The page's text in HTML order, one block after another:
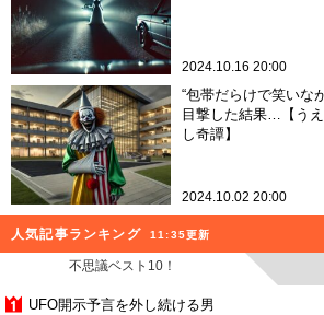
2024.10.16 20:00
“包帯だらけで笑いな
目撃した結果…【う
し奇譚】
2024.10.02 20:00
人気記事ランキング 11:35更新
不思議ベスト10！
UFO開示予言を外し続ける男